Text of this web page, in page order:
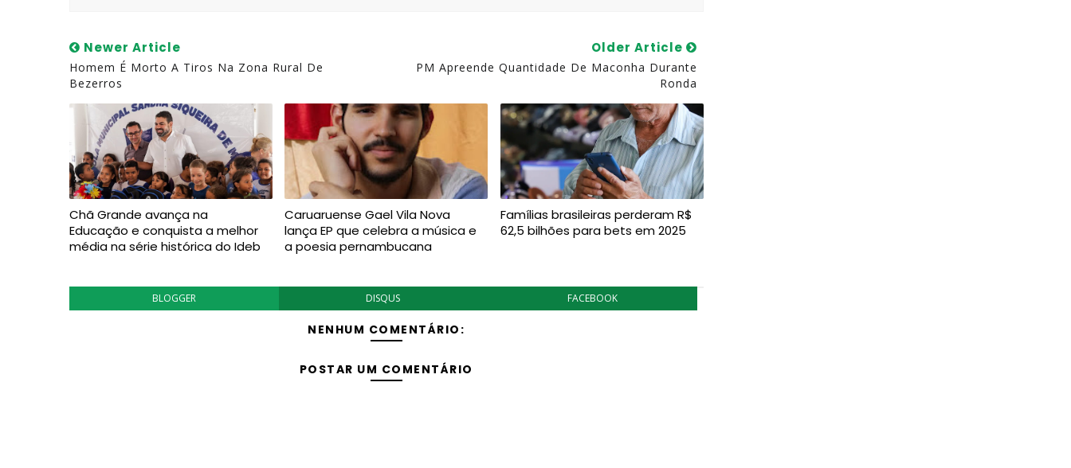
Newer Article
Homem É Morto A Tiros Na Zona Rural De
Bezerros
Older Article
PM Apreende Quantidade De Maconha Durante
Ronda
Chã Grande avança na
Educação e conquista a melhor
média na série histórica do Ideb
Caruaruense Gael Vila Nova
lança EP que celebra a música e
a poesia pernambucana
Famílias brasileiras perderam R$
62,5 bilhões para bets em 2025
BLOGGER DISQUS FACEBOOK
NENHUM COMENTÁRIO:
POSTAR UM COMENTÁRIO